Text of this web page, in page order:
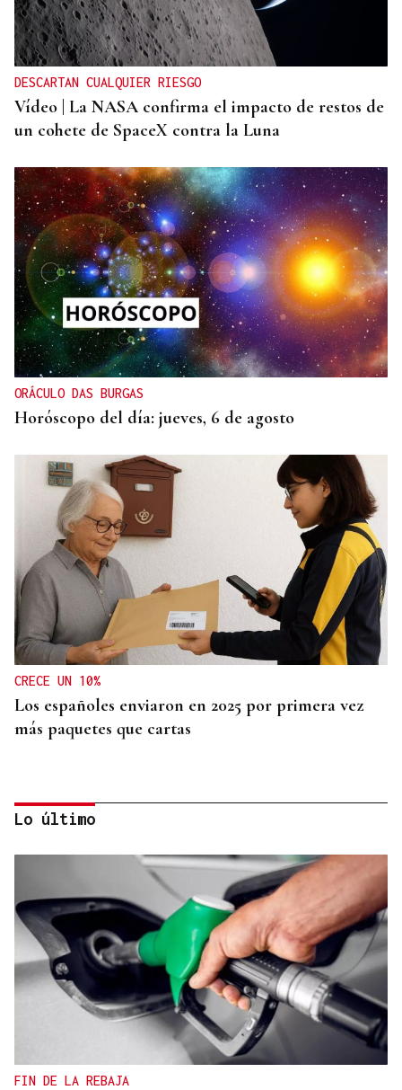
DESCARTAN CUALQUIER RIESGO
Vídeo | La NASA confirma el impacto de restos de
un cohete de SpaceX contra la Luna
ORÁCULO DAS BURGAS
Horóscopo del día: jueves, 6 de agosto
CRECE UN 10%
Los españoles enviaron en 2025 por primera vez
más paquetes que cartas
MEDICINA FÍSICA Y REHABILITACIÓN
Lucía Ros Dopico, médico especialista: “Mi sueño
es cambiar el paradigma de la discapacidad
infantil”
Lo último
FIN DE LA REBAJA